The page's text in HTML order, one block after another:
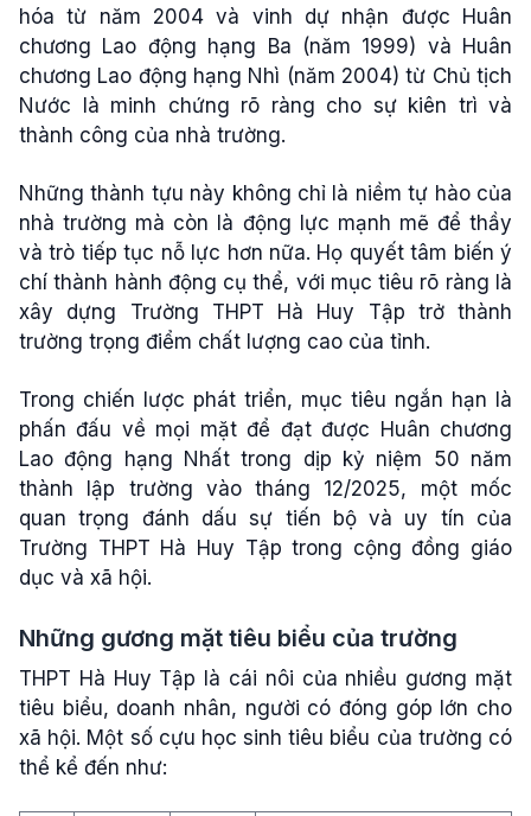
hóa từ năm 2004 và vinh dự nhận được Huân
chương Lao động hạng Ba (năm 1999) và Huân
chương Lao động hạng Nhì (năm 2004) từ Chủ tịch
Nước là minh chứng rõ ràng cho sự kiên trì và
thành công của nhà trường.
Những thành tựu này không chỉ là niềm tự hào của
nhà trường mà còn là động lực mạnh mẽ để thầy
và trò tiếp tục nỗ lực hơn nữa. Họ quyết tâm biến ý
chí thành hành động cụ thể, với mục tiêu rõ ràng là
xây dựng Trường THPT Hà Huy Tập trở thành
trường trọng điểm chất lượng cao của tỉnh.
Trong chiến lược phát triển, mục tiêu ngắn hạn là
phấn đấu về mọi mặt để đạt được Huân chương
Lao động hạng Nhất trong dịp kỷ niệm 50 năm
thành lập trường vào tháng 12/2025, một mốc
quan trọng đánh dấu sự tiến bộ và uy tín của
Trường THPT Hà Huy Tập trong cộng đồng giáo
dục và xã hội.
Những gương mặt tiêu biểu của trường
THPT Hà Huy Tập là cái nôi của nhiều gương mặt
tiêu biểu, doanh nhân, người có đóng góp lớn cho
xã hội. Một số cựu học sinh tiêu biểu của trường có
thể kể đến như: